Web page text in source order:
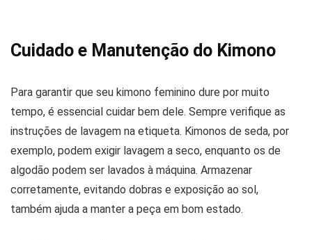
Cuidado e Manutenção do Kimono
Para garantir que seu kimono feminino dure por muito
tempo, é essencial cuidar bem dele. Sempre verifique as
instruções de lavagem na etiqueta. Kimonos de seda, por
exemplo, podem exigir lavagem a seco, enquanto os de
algodão podem ser lavados à máquina. Armazenar
corretamente, evitando dobras e exposição ao sol,
também ajuda a manter a peça em bom estado.